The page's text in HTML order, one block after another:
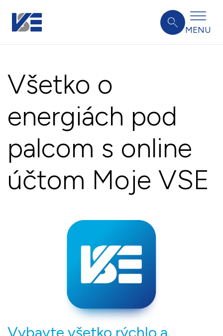
MENU
Všetko o
energiách pod
palcom s online
účtom Moje VSE